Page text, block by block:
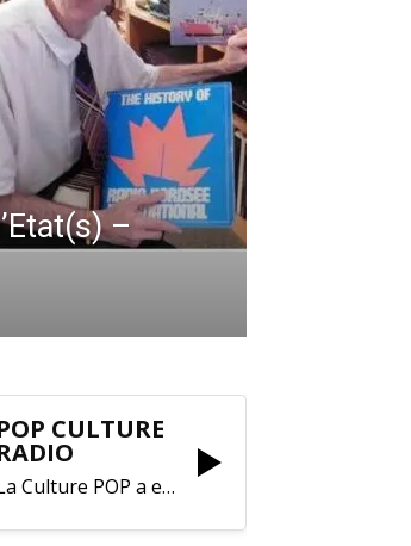
–
CULTURE
La Culture POP a enfin trouvé sa RADIO !